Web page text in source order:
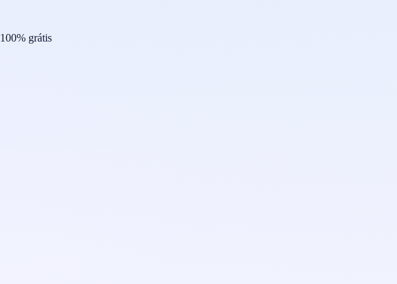
100% grátis